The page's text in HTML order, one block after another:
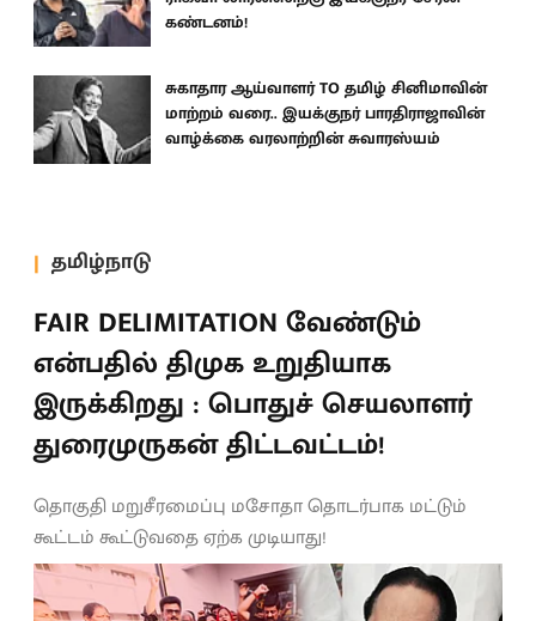
கண்டனம்!
சுகாதார ஆய்வாளர் TO தமிழ் சினிமாவின்
மாற்றம் வரை.. இயக்குநர் பாரதிராஜாவின்
வாழ்க்கை வரலாற்றின் சுவாரஸ்யம்
தமிழ்நாடு
FAIR DELIMITATION வேண்டும்
என்பதில் திமுக உறுதியாக
இருக்கிறது : பொதுச் செயலாளர்
துரைமுருகன் திட்டவட்டம்!
தொகுதி மறுசீரமைப்பு மசோதா தொடர்பாக மட்டும்
கூட்டம் கூட்டுவதை ஏற்க முடியாது!